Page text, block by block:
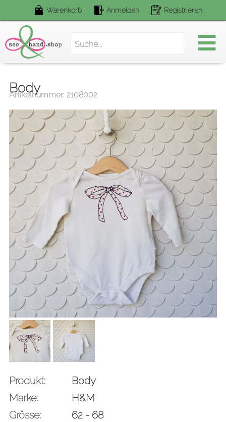
Warenkorb Anmelden Registrieren
Body
Artikelnummer: 2108002
Produkt:
Body
Marke:
H&M
Grösse:
62 - 68